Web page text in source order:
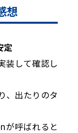
想
定
装して確認し
、出たりのタ
呼ばれると